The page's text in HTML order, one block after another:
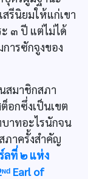
รีนิยมให้แก่เขา
๓ ปี แต่ไม่ได้
ารซักจูงของ
สมาชิกสภา
อกซึ่งเป็นเขต
บาทอะไรนักจน
ภาครั้งสำคัญ
ลที่ ๒ แห่ง
Earl of